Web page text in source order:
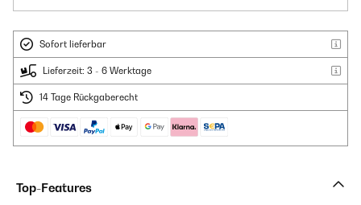
Sofort lieferbar
Lieferzeit: 3 - 6 Werktage
14 Tage Rückgaberecht
Top-Features